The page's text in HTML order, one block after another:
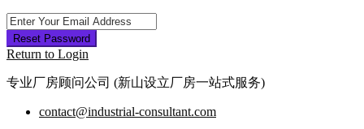
Reset Password
Return to Login
专业厂房顾问公司 (新山设立厂房一站式服务)
contact@industrial-consultant.com